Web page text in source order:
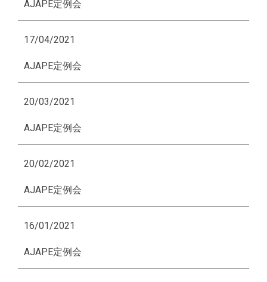
AJAPE定例会
17/04/2021
AJAPE定例会
20/03/2021
AJAPE定例会
20/02/2021
AJAPE定例会
16/01/2021
AJAPE定例会